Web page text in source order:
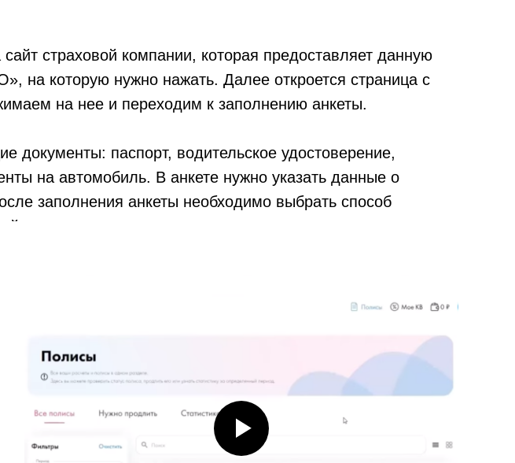
страховой компании, которая предоставляет данную
на которую нужно нажать. Далее откроется страница с
на нее и переходим к заполнению анкеты.
документы: паспорт, водительское удостоверение,
на автомобиль. В анкете нужно указать данные о
заполнения анкеты необходимо выбрать способ